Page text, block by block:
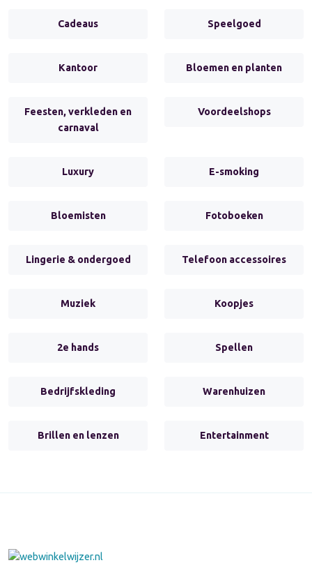
Cadeaus Speelgoed
Kantoor Bloemen en planten
Feesten, verkleden en
carnaval
Voordeelshops
Luxury E-smoking
Bloemisten Fotoboeken
Lingerie & ondergoed Telefoon accessoires
Muziek Koopjes
2e hands Spellen
Bedrijfskleding Warenhuizen
Brillen en lenzen Entertainment